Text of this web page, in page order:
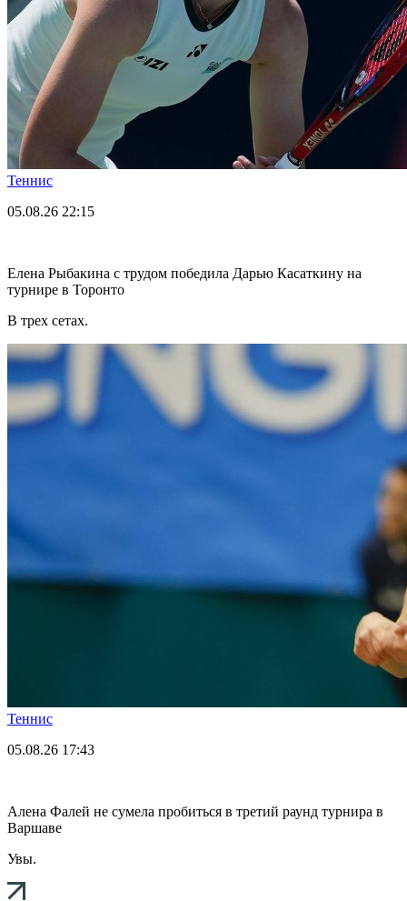
Теннис
05.08.26 22:15
Елена Рыбакина с трудом победила Дарью Касаткину на
турнире в Торонто
В трех сетах.
Теннис
05.08.26 17:43
Алена Фалей не сумела пробиться в третий раунд турнира в
Варшаве
Увы.